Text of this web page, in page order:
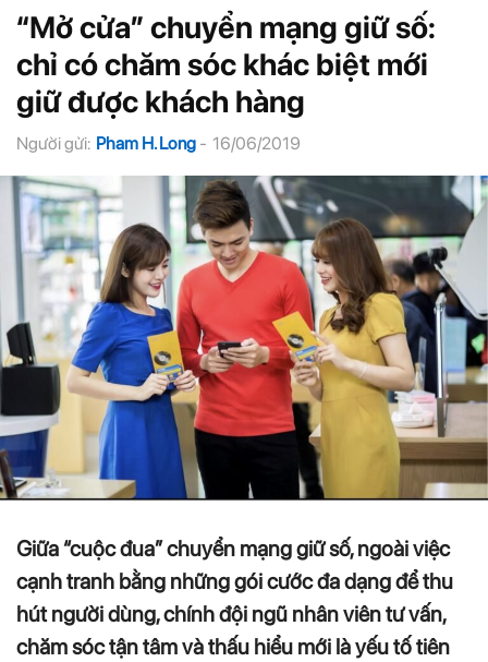
“Mở cửa” chuyển mạng giữ số:
chỉ có chăm sóc khác biệt mới
giữ được khách hàng
Người gửi: Pham H. Long - 16/06/2019
Giữa “cuộc đua” chuyển mạng giữ số, ngoài việc
cạnh tranh bằng những gói cước đa dạng để thu
hút người dùng, chính đội ngũ nhân viên tư vấn,
chăm sóc tận tâm và thấu hiểu mới là yếu tố tiên